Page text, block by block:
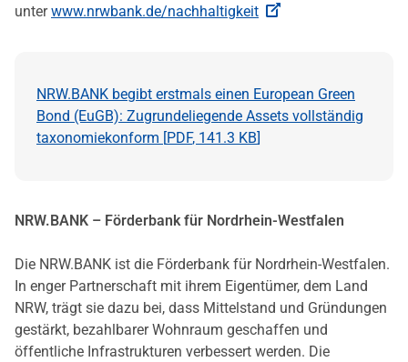
unterwww.nrwbank.de/nachhaltigkeit
NRW.BANK begibt erstmals einen European Green
Bond (EuGB): Zugrundeliegende Assets vollständig
taxonomiekonform [PDF, 141.3 KB]
NRW.BANK – Förderbank für Nordrhein-Westfalen
Die NRW.BANK ist die Förderbank für Nordrhein-Westfalen.
In enger Partnerschaft mit ihrem Eigentümer, dem Land
NRW, trägt sie dazu bei, dass Mittelstand und Gründungen
gestärkt, bezahlbarer Wohnraum geschaffen und
öffentliche Infrastrukturen verbessert werden. Die